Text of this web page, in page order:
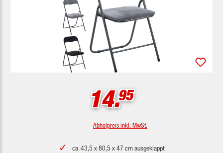
14.95
Abholpreis inkl. MwSt.
ca. 43,5 x 80,5 x 47 cm ausgeklappt